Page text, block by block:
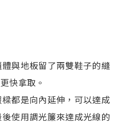
與地板留了兩雙鞋子的縫
快拿取。
都是向內延伸，可以達成
使用調光簾來達成光線的